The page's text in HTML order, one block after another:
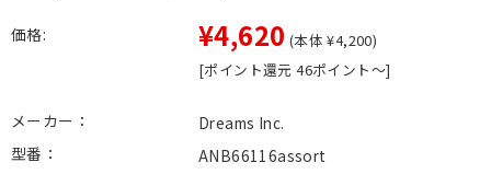
価格: ¥4,620 (本体 ¥4,200)
[ポイント還元 46ポイント～]
メーカー：
Dreams Inc.
型番：
ANB66116assort